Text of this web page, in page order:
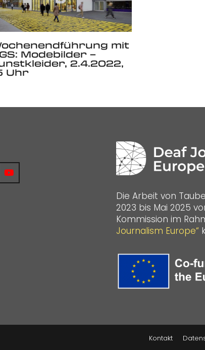
mit
Modebilder –
2.4.2022,
Uhr
Die Arbeit von
2023 bis Mai 2025
Kommission im
Journalism Europe“
Kontakt